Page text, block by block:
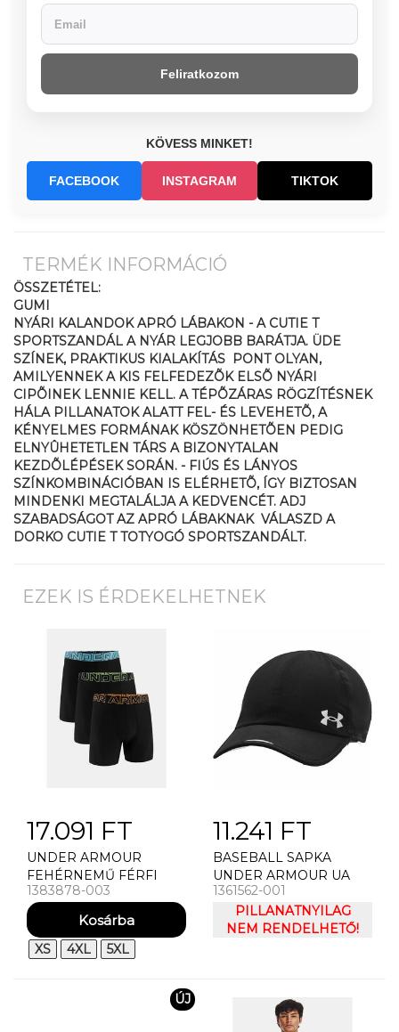
Feliratkozom
KÖVESS MINKET!
FACEBOOK INSTAGRAM TIKTOK
TERMÉK INFORMÁCIÓ
ÖSSZETÉTEL:
GUMI
NYÁRI KALANDOK APRÓ LÁBAKON - A CUTIE T
SPORTSZANDÁL A NYÁR LEGJOBB BARÁTJA. ÜDE
SZÍNEK, PRAKTIKUS KIALAKÍTÁS  PONT OLYAN,
AMILYENNEK A KIS FELFEDEZÕK ELSÕ NYÁRI
CIPÕINEK LENNIE KELL. A TÉPÕZÁRAS RÖGZÍTÉSNEK
HÁLA PILLANATOK ALATT FEL- ÉS LEVEHETÕ, A
KÉNYELMES FORMÁNAK KÖSZÖNHETÕEN PEDIG
ELNYÛHETETLEN TÁRS A BIZONYTALAN
KEZDÕLÉPÉSEK SORÁN. - FIÚS ÉS LÁNYOS
SZÍNKOMBINÁCIÓBAN IS ELÉRHETÕ, ÍGY BIZTOSAN
MINDENKI MEGTALÁLJA A KEDVENCÉT. ADJ
SZABADSÁGOT AZ APRÓ LÁBAKNAK  VÁLASZD A
DORKO CUTIE T TOTYOGÓ SPORTSZANDÁLT.
EZEK IS ÉRDEKELHETNEK
17.091 FT
UNDER ARMOUR
FEHÉRNEMŰ FÉRFI
BOXER UNDER
ARMOUR UA
PERFORMANCE TECH -
SOLID 6IN - 3PK
1383878-003
XS 4XL 5XL
11.241 FT
BASEBALL SAPKA
UNDER ARMOUR UA
ISOCHILL LAUNCH RUN
1361562-001
PILLANATNYILAG
NEM RENDELHETŐ!
ÚJ